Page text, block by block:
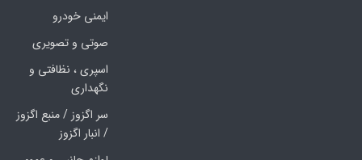
ایمنی خودرو
صوتی و تصویری
اسپری ، نظافتی و
نگهداری
سر اگزوز / منبع اگزوز
/ انبار اگزوز